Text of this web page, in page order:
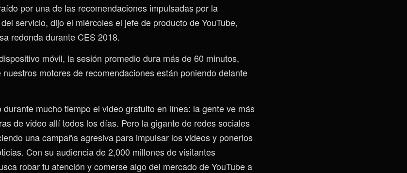
por una de las recomendaciones impulsadas por la
servicio, dijo el miércoles el jefe de producto de YouTube,
redonda durante CES 2018.
móvil, la sesión promedio dura más de 60 minutos,
nuestros motores de recomendaciones están poniendo delante
durante mucho tiempo el video gratuito en línea: la gente ve más
de video allí todos los días. Pero la gigante de redes sociales
una campaña agresiva para impulsar los videos y ponerlos
Con su audiencia de 2,000 millones de visitantes
robar tu atención y comerse algo del mercado de YouTube a